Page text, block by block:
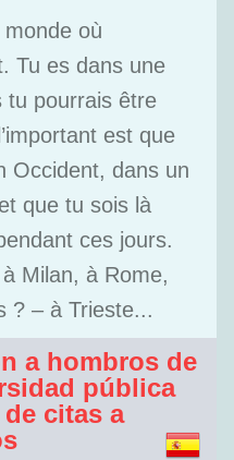
où
Tu es dans une
tu pourrais être
est que
Occident, dans un
que tu sois là
ces jours.
Milan, à Rome,
? – à Trieste...
a hombros de
pública
citas a